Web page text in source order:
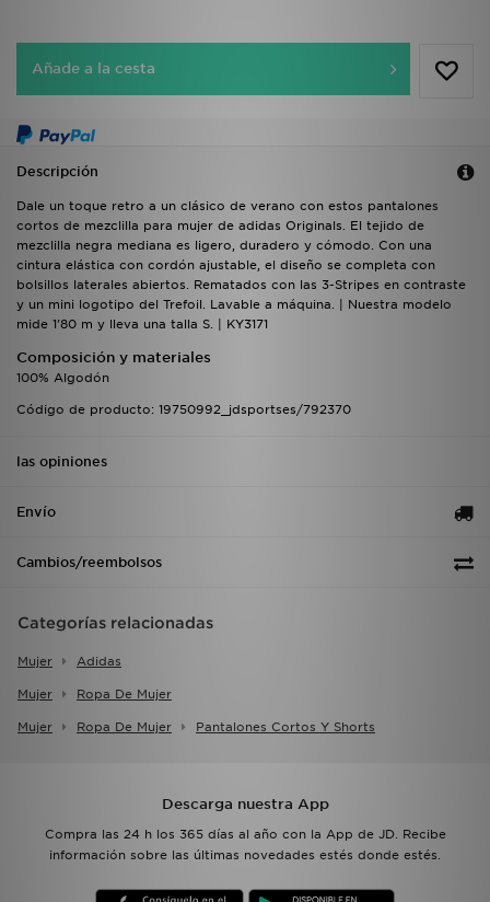
Añade a la cesta
Descripción
Dale un toque retro a un clásico de verano con estos pantalones
cortos de mezclilla para mujer de adidas Originals. El tejido de
mezclilla negra mediana es ligero, duradero y cómodo. Con una
cintura elástica con cordón ajustable, el diseño se completa con
bolsillos laterales abiertos. Rematados con las 3-Stripes en contraste
y un mini logotipo del Trefoil. Lavable a máquina. | Nuestra modelo
mide 1'80 m y lleva una talla S. | KY3171
Composición y materiales
100% Algodón
Código de producto: 19750992_jdsportses/792370
las opiniones
Envío
Cambios/reembolsos
Categorías relacionadas
Mujer Adidas
Mujer Ropa De Mujer
Mujer Ropa De Mujer Pantalones Cortos Y Shorts
Descarga nuestra App
Compra las 24 h los 365 días al año con la App de JD. Recibe
información sobre las últimas novedades estés donde estés.